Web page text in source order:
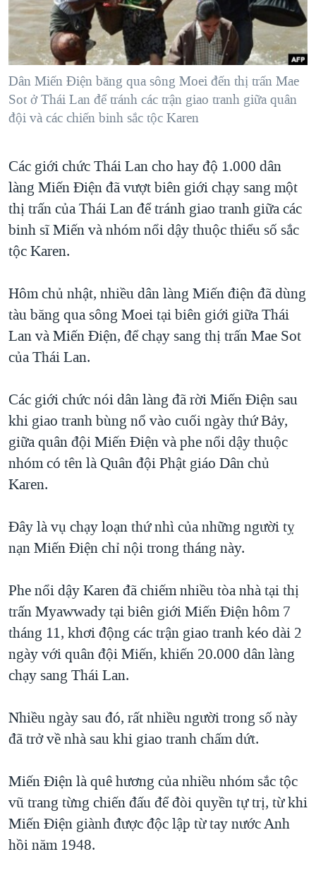
"Tìm"NGƯỜI VIỆT HẢI NGOẠI
ĐỜI SỐNG
KINH TẾ
SỨC KHOẺ
THỂ THAO
GIÁO DỤC
TẠI
HÀNH TRÌNH BẦU CỬ 2024
MỘT NĂM CHIẾN TRANH TẠI DẢI GAZA
GIẢI MÃ VÀNH ĐAI & CON ĐƯỜNG
NGÀY TỊ NẠN THẾ GIỚI
CHI PHÍ CHIẾN TRANH AFGHANISTAN
CÁC GIÁ TRỊ CỘNG HÒA Ở VIỆT NAM
THƯỢNG ĐỈNH TRUMP-KIM TẠI VIỆT NAM
TRỊNH VĨNH BÌNH VS. CHÍNH PHỦ VIỆT NAM
BÊN KIA QUỐC LỘ: TIẾNG VỌNG TỪ NÔNG THÔN MỸ
QUAN HỆ VIỆT MỸ
VIDEO
NGHE
MẠNG XÃ HỘI
Dân Miến Ðiện băng qua sông Moei đến thị trấn Mae
Sot ở Thái Lan để tránh các trận giao tranh giữa quân
đội và các chiến binh sắc tộc Karen
Các giới chức Thái Lan cho hay độ 1.000 dân
làng Miến Ðiện đã vượt biên giới chạy sang một
thị trấn của Thái Lan để tránh giao tranh giữa các
binh sĩ Miến và nhóm nổi dậy thuộc thiểu số sắc
tộc Karen.
Hôm chủ nhật, nhiều dân làng Miến điện đã dùng
tàu băng qua sông Moei tại biên giới giữa Thái
Lan và Miến Ðiện, để chạy sang thị trấn Mae Sot
của Thái Lan.
Các giới chức nói dân làng đã rời Miến Ðiện sau
khi giao tranh bùng nổ vào cuối ngày thứ Bảy,
giữa quân đội Miến Ðiện và phe nổi dậy thuộc
nhóm có tên là Quân đội Phật giáo Dân chủ
Karen.
Đây là vụ chạy loạn thứ nhì của những người tỵ
nạn Miến Ðiện chỉ nội trong tháng này.
Phe nổi dậy Karen đã chiếm nhiều tòa nhà tại thị
trấn Myawwady tại biên giới Miến Ðiện hôm 7
tháng 11, khơi động các trận giao tranh kéo dài 2
ngày với quân đội Miến, khiến 20.000 dân làng
chạy sang Thái Lan.
Nhiều ngày sau đó, rất nhiều người trong số này
đã trở về nhà sau khi giao tranh chấm dứt.
Miến Ðiện là quê hương của nhiều nhóm sắc tộc
vũ trang từng chiến đấu để đòi quyền tự trị, từ khi
Miến Ðiện giành được độc lập từ tay nước Anh
hồi năm 1948.